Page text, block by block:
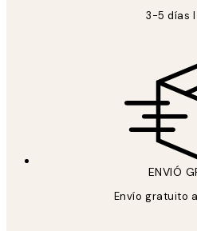
3-5 días
ENVIÓ
Envío gratuito